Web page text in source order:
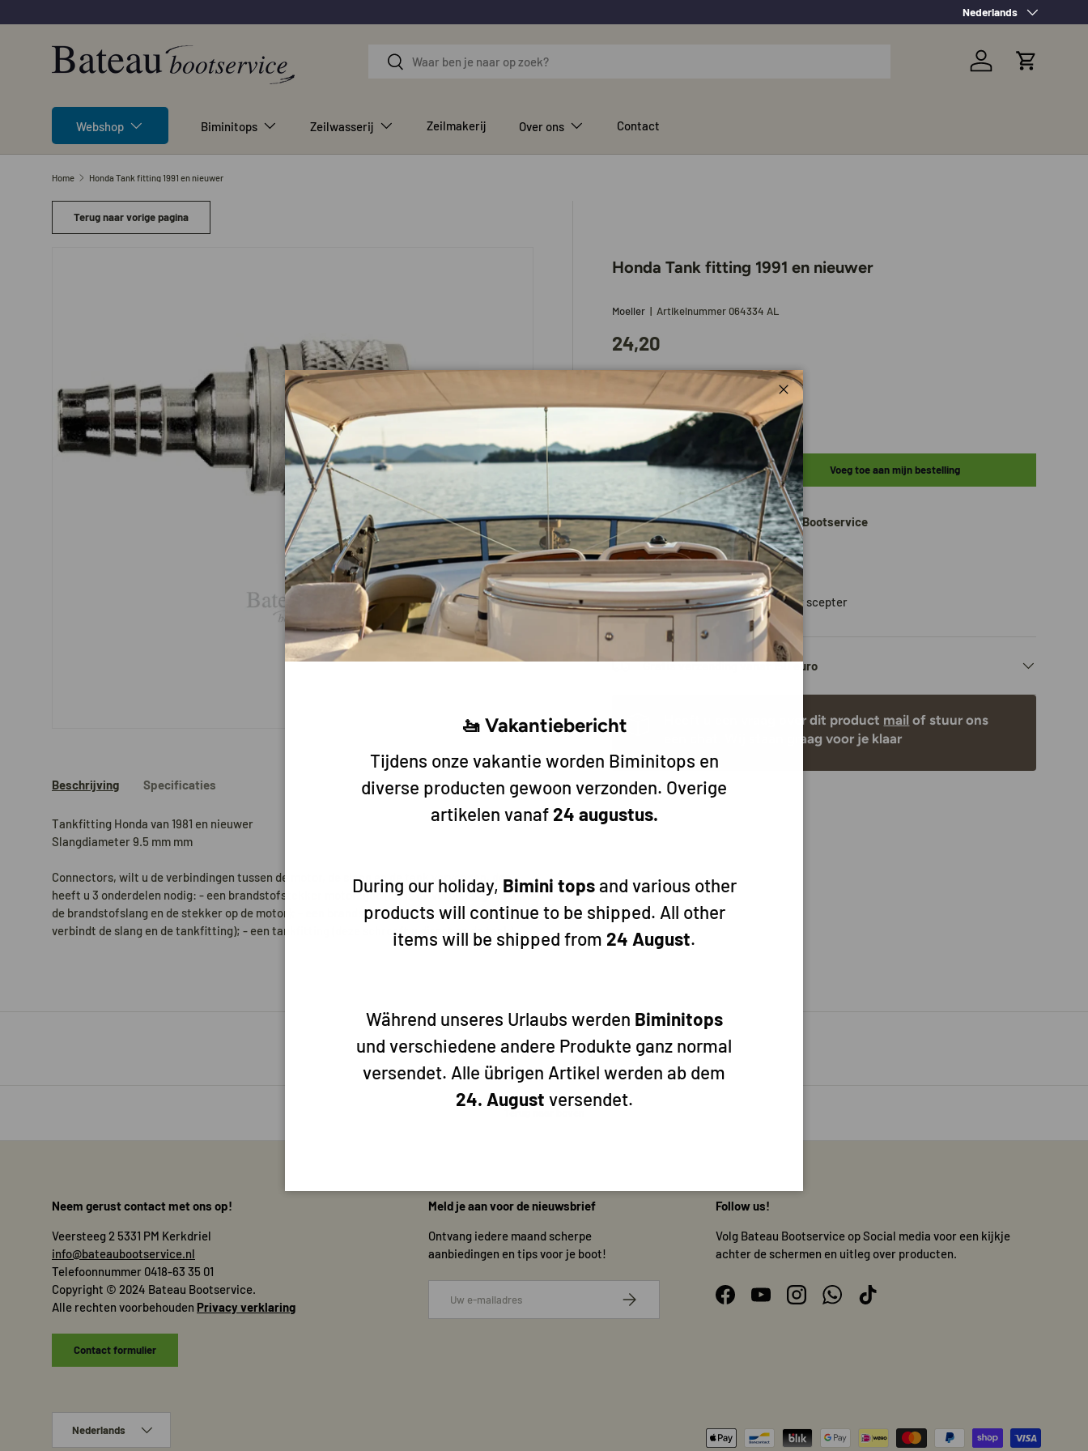
Ga naar inhoud
Taal
Nederlands
Zoeken
Zoeken
Inloggen
Webshop Biminitops Zeilwasserij Zeilmakerij Over ons Contact
Home Honda Tank fitting 1991 en nieuwer
Terug naar vorige pagina
Honda Tank fitting 1991 en nieuwer
Moeller | Artikelnummer 064334 AL
24,20
Direct leverbaar
Aantal
+ Voeg toe aan mijn bestelling
Pick-up beschikbaar bijBateau Bootservice
Meestal klaar binnen 2-4 dagen
Bekijk winkelinformatie
Te vinden in:Alle producten,Moeller scepter
Gratis verzending vanaf 150 euro
Heeft u een vraag over dit product mail of stuur ons
een chat. Wij staan graag voor je klaar
Beschrijving Specificaties
Tankfitting Honda van 1981 en nieuwer
Slangdiameter 9.5 mm mm
Connectors, wilt u de verbindingen tussen de motor, de slang en de tank vervangen, dan
heeft u 3 onderdelen nodig: - een brandstofstekker motorzijde (dit is de verbinding tussen
de brandstofslang en de stekker op de motor); - een brandstofstekker tankzijde (deze
verbindt de slang en de tankfitting); - een tankfitting (deze schroeft u direct op de tank).
Sluiten
🚤 Vakantiebericht
Tijdens onze vakantie worden Biminitops en
diverse producten gewoon verzonden. Overige
artikelen vanaf 24 augustus.
During our holiday, Bimini topsand various other
products will continue to be shipped. All other
items will be shipped from 24 August.
Während unseres Urlaubs werden Biminitops
und verschiedene andere Produkte ganz normal
versendet. Alle übrigen Artikel werden ab dem
24. August versendet.
Terug naar boven
Neem gerust contact met ons op!
Veersteeg 2 5331 PM Kerkdriel
info@bateaubootservice.nl
Telefoonnummer 0418-63 35 01
Copyright © 2024 Bateau Bootservice.
Alle rechten voorbehouden Privacy verklaring
Contact formulier
Meld je aan voor de nieuwsbrief
Ontvang iedere maand scherpe
aanbiedingen en tips voor je boot!
Abonneer
Follow us!
Volg Bateau Bootservice op Social media voor een kijkje
achter de schermen en uitleg over producten.
FacebookYouTubeInstagramWhatsAppTikTok
Geaccepteerde betaalmethoden
Nederlands